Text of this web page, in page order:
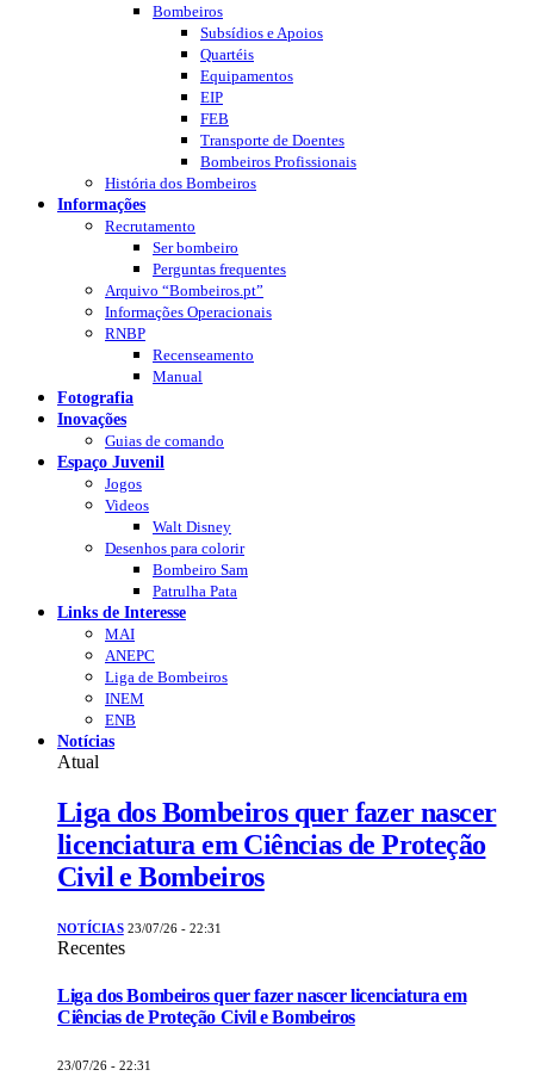
Bombeiros
Subsídios e Apoios
Quartéis
Equipamentos
EIP
FEB
Transporte de Doentes
Bombeiros Profissionais
História dos Bombeiros
Informações
Recrutamento
Ser bombeiro
Perguntas frequentes
Arquivo “Bombeiros.pt”
Informações Operacionais
RNBP
Recenseamento
Manual
Fotografia
Inovações
Guias de comando
Espaço Juvenil
Jogos
Videos
Walt Disney
Desenhos para colorir
Bombeiro Sam
Patrulha Pata
Links de Interesse
MAI
ANEPC
Liga de Bombeiros
INEM
ENB
Notícias
Atual
Liga dos Bombeiros quer fazer nascer
licenciatura em Ciências de Proteção
Civil e Bombeiros
NOTÍCIAS 23/07/26 - 22:31
Recentes
Liga dos Bombeiros quer fazer nascer licenciatura em
Ciências de Proteção Civil e Bombeiros
23/07/26 - 22:31